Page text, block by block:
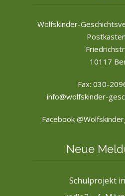
Wolfskinder-
10117
Fax: 030-
info@wolfskinder-
Facebook
Neue
Schulprojekt